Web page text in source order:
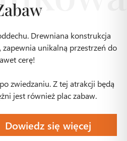
Drewniana konstrukcja
zapewnia unikalną przestrzeń do
cerę!
zwiedzaniu. Z tej atrakcji będą
jest również plac zabaw.
Dowiedz się więcej